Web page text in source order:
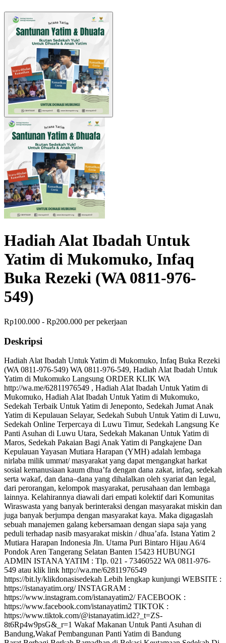
Menu ini berisi navigasi untuk mengakses fitur-fitur di KangPro
Hadiah Alat Ibadah Untuk
Yatim di Mukomuko, Infaq
Buka Rezeki (WA 0811-976-
549)
Rp100.000 - Rp200.000 per pekerjaan
Deskripsi
Hadiah Alat Ibadah Untuk Yatim di Mukomuko, Infaq Buka Rezeki
(WA 0811-976-549) WA 0811-976-549, Hadiah Alat Ibadah Untuk
Yatim di Mukomuko Langsung ORDER KLIK WA
http://wa.me/62811976549 , Hadiah Alat Ibadah Untuk Yatim di
Mukomuko, Hadiah Alat Ibadah Untuk Yatim di Mukomuko,
Sedekah Terbaik Untuk Yatim di Jeneponto, Sedekah Jumat Anak
Yatim di Kepulauan Selayar, Sedekah Subuh Untuk Yatim di Luwu,
Sedekah Online Terpercaya di Luwu Timur, Sedekah Langsung Ke
Panti Asuhan di Luwu Utara, Sedekah Makanan Untuk Yatim di
Maros, Sedekah Pakaian Bagi Anak Yatim di Pangkajene Dan
Kepulauan Yayasan Mutiara Harapan (YMH) adalah lembaga
nirlaba milik ummat/ masyarakat yang dapat mengangkat harkat
sosial kemanusiaan kaum dhua’fa dengan dana zakat, infaq, sedekah
serta wakaf, dan dana–dana yang dihalalkan oleh syariat dan legal,
dari perorangan, kelompok masyarakat, perusahaan dan lembaga
lainnya. Kelahirannya diawali dari empati kolektif dari Komunitas
Wiraswasta yang banyak berinteraksi dengan masyarakat miskin dan
juga banyak berjumpa dengan masyarakat kaya. Maka digagaslah
sebuah manajemen galang kebersamaan dengan siapa saja yang
peduli terhadap nasib masyarakat miskin / dhua’afa. Istana Yatim 2
Mutiara Harapan Indonesia Jln. Utama Puri Bintaro Hijau A6/4
Pondok Aren Tangerang Selatan Banten 15423 HUBUNGI
ADMIN ISTANA YATIM : Tlp. 021 - 73460522 WA 0811-976-
549 atau klik link http://wa.me/62811976549
https://bit.ly/klikdonasisedekah Lebih lengkap kunjungi WEBSITE :
https://istanayatim.org/ INSTAGRAM :
https://www.instagram.com/istanayatim2/ FACEBOOK :
https://www.facebook.com/istanayatim2 TIKTOK :
https://www.tiktok.com/@istanayatim.id2?_t=ZS-
8t6Rp4w9psG&_r=1 Wakaf Makanan Untuk Panti Asuhan di
Bandung,Wakaf Pembangunan Panti Yatim di Bandung